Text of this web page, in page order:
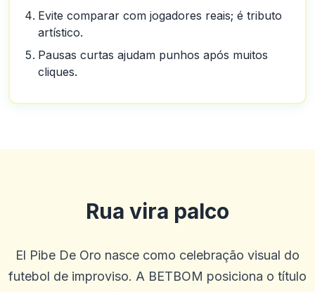
Evite comparar com jogadores reais; é tributo
artístico.
Pausas curtas ajudam punhos após muitos
cliques.
Rua vira palco
El Pibe De Oro nasce como celebração visual do
futebol de improviso. A BETBOM posiciona o título
Khiêm Phạm